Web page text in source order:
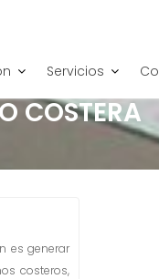
Servicios
COSTERA
es generar
costeros,